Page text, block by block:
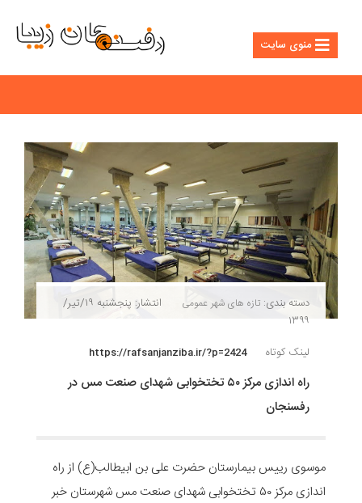
منوی سایت
دسته بندی: تازه های شهر عمومی
انتشار: پنجشنبه ۱۹/تیر/
۱۳۹۹
لینک کوتاه
https://rafsanjanziba.ir/?p=2424
راه اندازی مرکز ۵۰ تختخوابی شهدای صنعت مس در
رفسنجان
موسوی رییس بیمارستان حضرت علی بن ابیطالب(ع) از راه
اندازی مرکز ۵۰ تختخوابی شهدای صنعت مس شهرستان خبر